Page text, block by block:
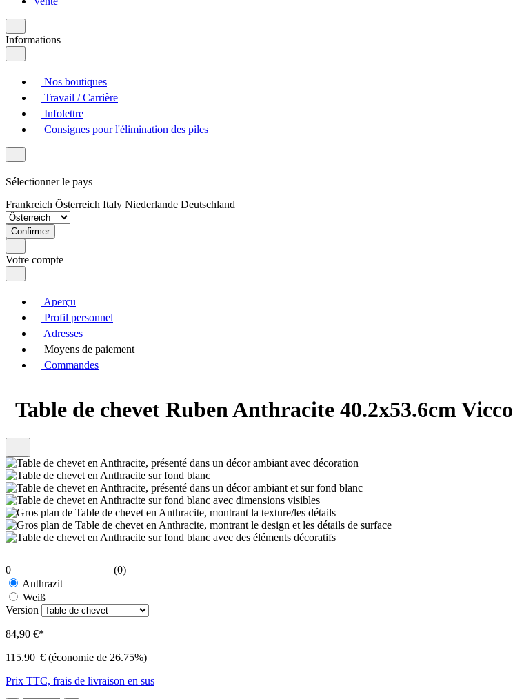
Informations
Nos boutiques
Travail / Carrière
Infolettre
Consignes pour l'élimination des piles
Sélectionner le pays
Frankreich Österreich Italy Niederlande Deutschland
Confirmer
Votre compte
Aperçu
Profil personnel
Adresses
Moyens de paiement
Commandes
Table de chevet Ruben Anthracite 40.2x53.6cm Vicco
0
(0)
Anthrazit
Weiß
Version
84,90 €*
115.90 € (économie de 26.75%)
Prix TTC, frais de livraison en sus